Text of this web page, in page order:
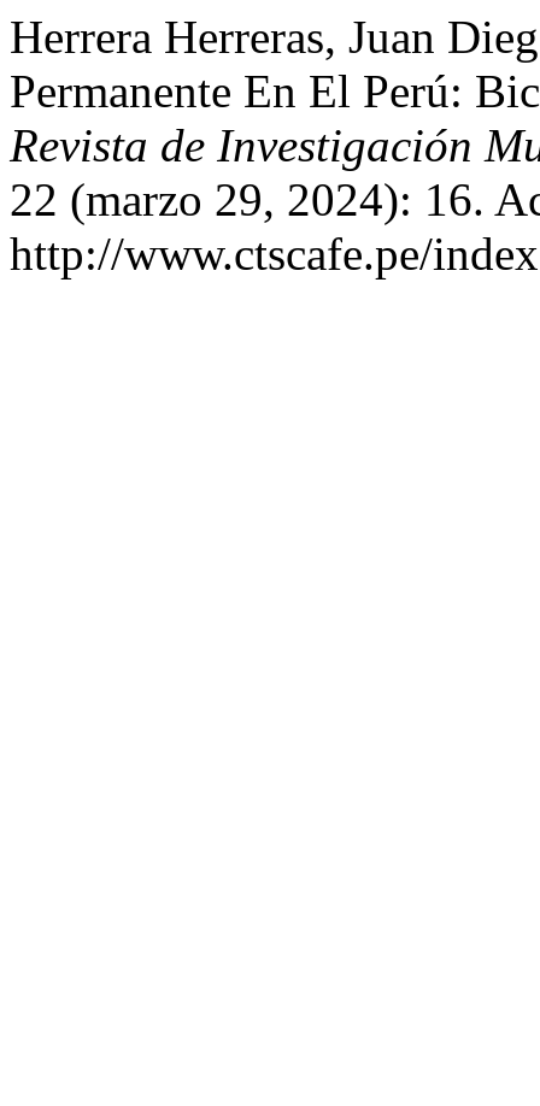
Herrera Herreras, Juan
Permanente En El Perú:
Revista de Investigación
22 (marzo 29, 2024): 16.
http://www.ctscafe.pe/